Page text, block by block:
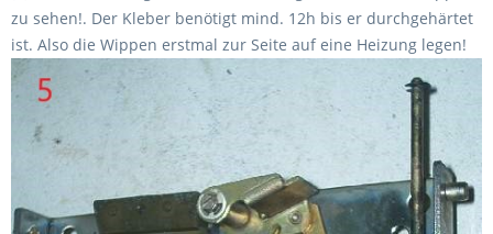
zu sehen!. Der Kleber benötigt mind. 12h bis er durchgehärtet
ist. Also die Wippen erstmal zur Seite auf eine Heizung legen!